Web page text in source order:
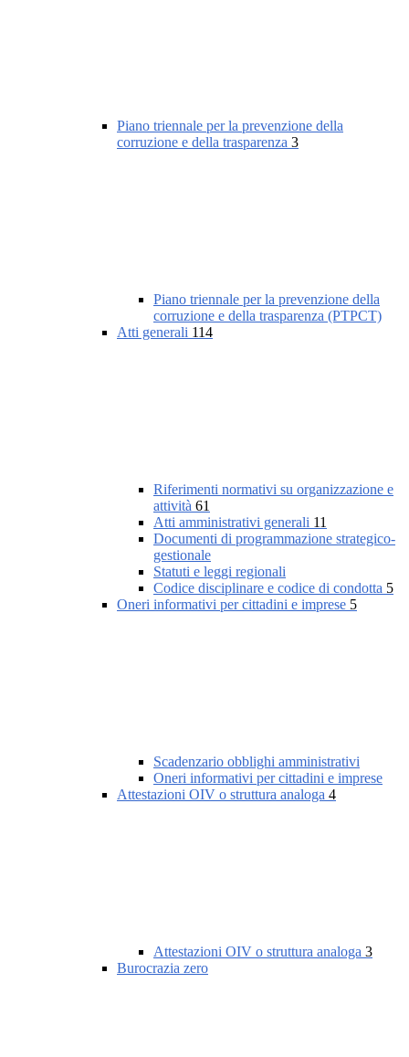
Piano triennale per la prevenzione della
corruzione e della trasparenza 3
Piano triennale per la prevenzione della
corruzione e della trasparenza (PTPCT)
Atti generali 114
Riferimenti normativi su organizzazione e
attività 61
Atti amministrativi generali 11
Documenti di programmazione strategico-
gestionale
Statuti e leggi regionali
Codice disciplinare e codice di condotta 5
Oneri informativi per cittadini e imprese 5
Scadenzario obblighi amministrativi
Oneri informativi per cittadini e imprese
Attestazioni OIV o struttura analoga 4
Attestazioni OIV o struttura analoga 3
Burocrazia zero